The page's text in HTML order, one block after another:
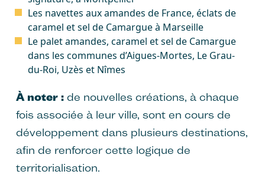
Les navettes aux amandes de France, éclats de
caramel et sel de Camargue à Marseille
Le palet amandes, caramel et sel de Camargue
dans les communes d’Aigues-Mortes, Le Grau-
du-Roi, Uzès et Nîmes
À noter : de nouvelles créations, à chaque
fois associée à leur ville, sont en cours de
développement dans plusieurs destinations,
afin de renforcer cette logique de
territorialisation.